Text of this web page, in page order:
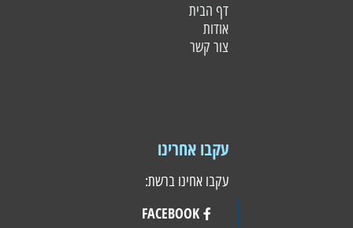
דף הבית
אודות
צור קשר
עקבו אחרינו
עקבו אחינו ברשת:
FACEBOOK